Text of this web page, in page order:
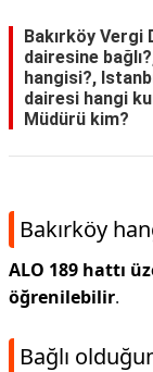
Bakırköy Vergi
dairesine
hangisi?,
dairesi hangi
Müdürü kim?
Bakırköy
ALO 189 hattı
öğrenilebilir.
Bağlı